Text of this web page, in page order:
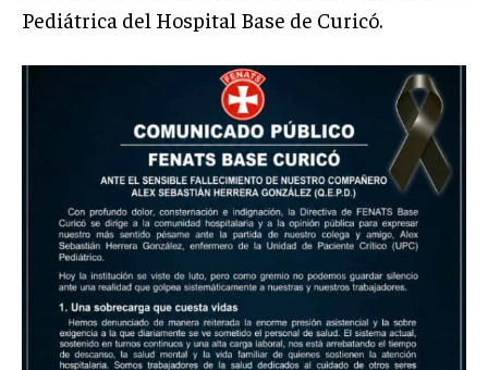
Pediátrica del Hospital Base de Curicó.